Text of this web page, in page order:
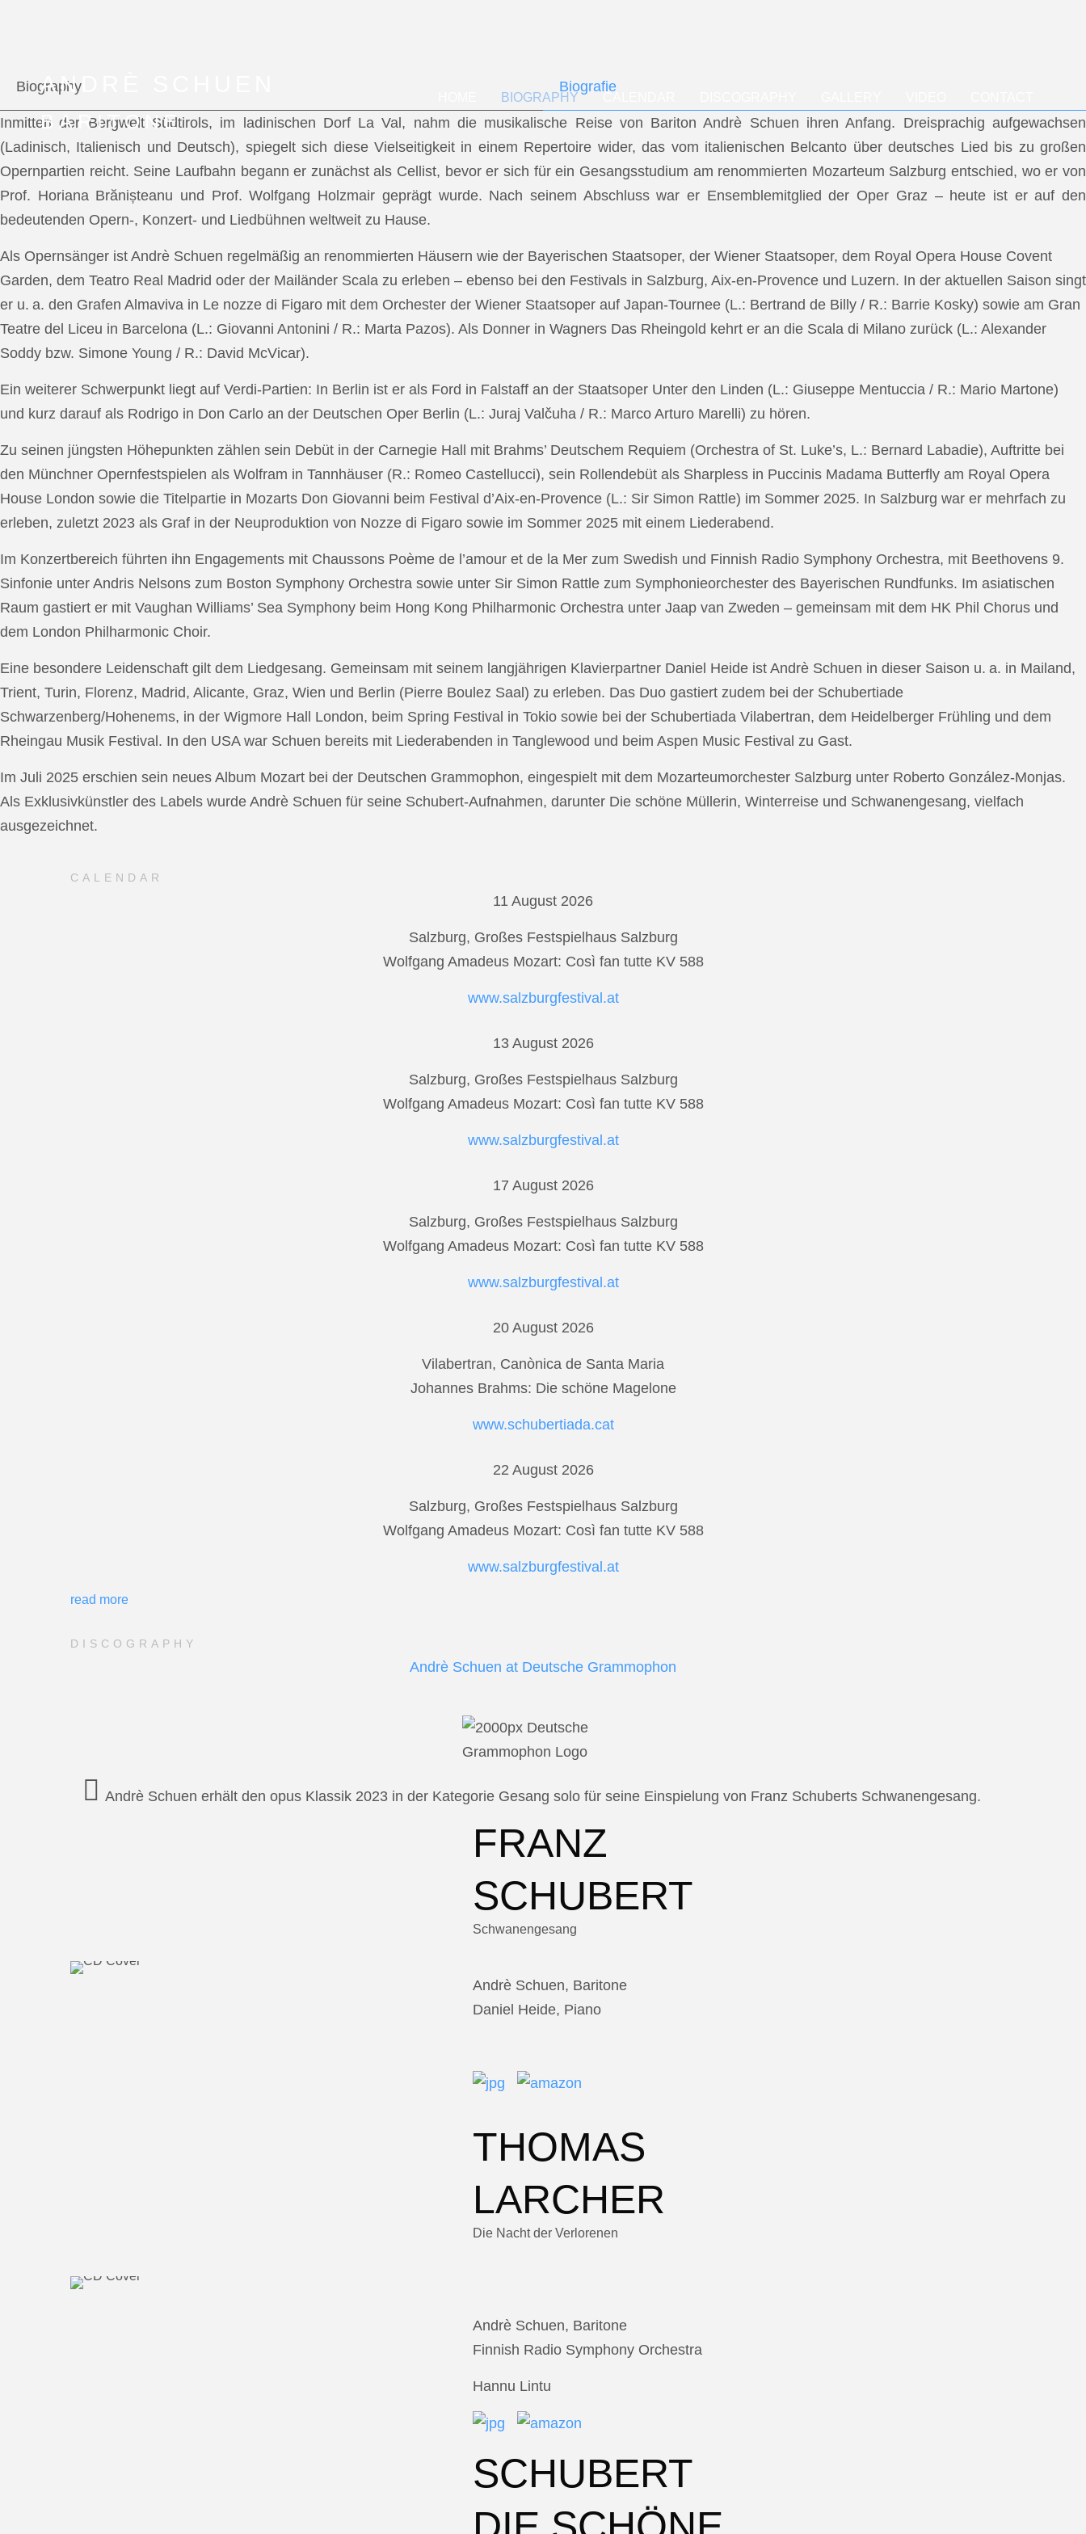
ANDRÈ SCHUEN
BARITONE
BIOGRAPHY
Biography Biografie
Inmitten der Bergwelt Südtirols, im ladinischen Dorf La Val, nahm die musikalische Reise von Bariton Andrè Schuen ihren Anfang. Dreisprachig aufgewachsen
(Ladinisch, Italienisch und Deutsch), spiegelt sich diese Vielseitigkeit in einem Repertoire wider, das vom italienischen Belcanto über deutsches Lied bis zu großen
Opernpartien reicht. Seine Laufbahn begann er zunächst als Cellist, bevor er sich für ein Gesangsstudium am renommierten Mozarteum Salzburg entschied, wo er von
Prof. Horiana Brănișteanu und Prof. Wolfgang Holzmair geprägt wurde. Nach seinem Abschluss war er Ensemblemitglied der Oper Graz – heute ist er auf den
bedeutenden Opern-, Konzert- und Liedbühnen weltweit zu Hause.
Als Opernsänger ist Andrè Schuen regelmäßig an renommierten Häusern wie der Bayerischen Staatsoper, der Wiener Staatsoper, dem Royal Opera House Covent
Garden, dem Teatro Real Madrid oder der Mailänder Scala zu erleben – ebenso bei den Festivals in Salzburg, Aix-en-Provence und Luzern. In der aktuellen Saison singt
er u. a. den Grafen Almaviva in Le nozze di Figaro mit dem Orchester der Wiener Staatsoper auf Japan-Tournee (L.: Bertrand de Billy / R.: Barrie Kosky) sowie am Gran
Teatre del Liceu in Barcelona (L.: Giovanni Antonini / R.: Marta Pazos). Als Donner in Wagners Das Rheingold kehrt er an die Scala di Milano zurück (L.: Alexander
Soddy bzw. Simone Young / R.: David McVicar).
Ein weiterer Schwerpunkt liegt auf Verdi-Partien: In Berlin ist er als Ford in Falstaff an der Staatsoper Unter den Linden (L.: Giuseppe Mentuccia / R.: Mario Martone)
und kurz darauf als Rodrigo in Don Carlo an der Deutschen Oper Berlin (L.: Juraj Valčuha / R.: Marco Arturo Marelli) zu hören.
Zu seinen jüngsten Höhepunkten zählen sein Debüt in der Carnegie Hall mit Brahms’ Deutschem Requiem (Orchestra of St. Luke’s, L.: Bernard Labadie), Auftritte bei
den Münchner Opernfestspielen als Wolfram in Tannhäuser (R.: Romeo Castellucci), sein Rollendebüt als Sharpless in Puccinis Madama Butterfly am Royal Opera
House London sowie die Titelpartie in Mozarts Don Giovanni beim Festival d’Aix-en-Provence (L.: Sir Simon Rattle) im Sommer 2025. In Salzburg war er mehrfach zu
erleben, zuletzt 2023 als Graf in der Neuproduktion von Nozze di Figaro sowie im Sommer 2025 mit einem Liederabend.
Im Konzertbereich führten ihn Engagements mit Chaussons Poème de l’amour et de la Mer zum Swedish und Finnish Radio Symphony Orchestra, mit Beethovens 9.
Sinfonie unter Andris Nelsons zum Boston Symphony Orchestra sowie unter Sir Simon Rattle zum Symphonieorchester des Bayerischen Rundfunks. Im asiatischen
Raum gastiert er mit Vaughan Williams’ Sea Symphony beim Hong Kong Philharmonic Orchestra unter Jaap van Zweden – gemeinsam mit dem HK Phil Chorus und
dem London Philharmonic Choir.
Eine besondere Leidenschaft gilt dem Liedgesang. Gemeinsam mit seinem langjährigen Klavierpartner Daniel Heide ist Andrè Schuen in dieser Saison u. a. in Mailand,
Trient, Turin, Florenz, Madrid, Alicante, Graz, Wien und Berlin (Pierre Boulez Saal) zu erleben. Das Duo gastiert zudem bei der Schubertiade
Schwarzenberg/Hohenems, in der Wigmore Hall London, beim Spring Festival in Tokio sowie bei der Schubertiada Vilabertran, dem Heidelberger Frühling und dem
Rheingau Musik Festival. In den USA war Schuen bereits mit Liederabenden in Tanglewood und beim Aspen Music Festival zu Gast.
Im Juli 2025 erschien sein neues Album Mozart bei der Deutschen Grammophon, eingespielt mit dem Mozarteumorchester Salzburg unter Roberto González-Monjas.
Als Exklusivkünstler des Labels wurde Andrè Schuen für seine Schubert-Aufnahmen, darunter Die schöne Müllerin, Winterreise und Schwanengesang, vielfach
ausgezeichnet.
CALENDAR
11 August 2026
Salzburg, Großes Festspielhaus Salzburg
Wolfgang Amadeus Mozart: Così fan tutte KV 588
www.salzburgfestival.at
13 August 2026
Salzburg, Großes Festspielhaus Salzburg
Wolfgang Amadeus Mozart: Così fan tutte KV 588
www.salzburgfestival.at
17 August 2026
Salzburg, Großes Festspielhaus Salzburg
Wolfgang Amadeus Mozart: Così fan tutte KV 588
www.salzburgfestival.at
20 August 2026
Vilabertran, Canònica de Santa Maria
Johannes Brahms: Die schöne Magelone
www.schubertiada.cat
22 August 2026
Salzburg, Großes Festspielhaus Salzburg
Wolfgang Amadeus Mozart: Così fan tutte KV 588
www.salzburgfestival.at
read more
DISCOGRAPHY
Andrè Schuen at Deutsche Grammophon
FRANZ
SCHUBERT
Schwanengesang
Andrè Schuen, Baritone
Daniel Heide, Piano
THOMAS
LARCHER
Die Nacht der Verlorenen
Andrè Schuen, Baritone
Finnish Radio Symphony Orchestra
Hannu Lintu
SCHUBERT
Andrè Schuen erhält den opus Klassik 2023 in der Kategorie Gesang solo für seine Einspielung von Franz Schuberts Schwanengesang.